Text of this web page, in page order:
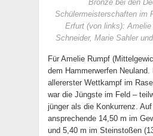
Bronze bei den
Schülermeisterschaften im
Erfurt (von links): Amelie
Schneider, Marie Sahler
Für Amelie Rumpf
dem Hammerwerfen Neuland.
allererster Wettkampf im
war die Jüngste im Feld –
jünger als die Konkurrenz.
ansprechende 14,50 m im
und 5,40 m im Steinstoßen